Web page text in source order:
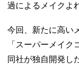
過によるメイクよ
今回、新たに高い
「スーパーメイク
同社が独自開発し